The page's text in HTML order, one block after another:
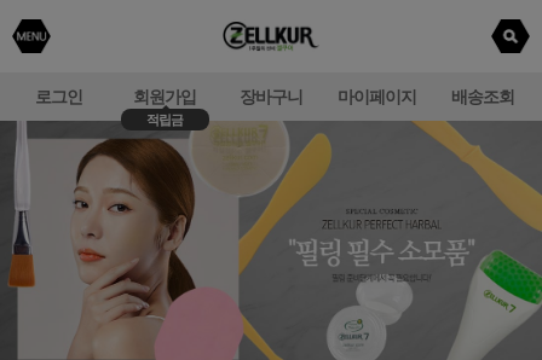
로그인 회원가입
적립금
장바구니 마이페이지 배송조회